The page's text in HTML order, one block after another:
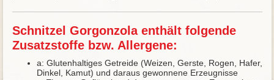
Schnitzel Gorgonzola enthält folgende
Zusatzstoffe bzw. Allergene:
a: Glutenhaltiges Getreide (Weizen, Gerste, Rogen, Hafer,
Dinkel, Kamut) und daraus gewonnene Erzeugnisse